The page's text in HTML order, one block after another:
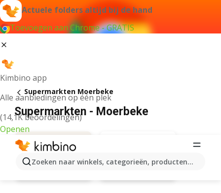
Actuele folders altijd bij de hand
Toevoegen aan Chrome - GRATIS
Kimbino app
Alle aanbiedingen op één plek
(14,1K beoordelingen)
Openen
Zoeken naar winkels, categorieën, producten...
Supermarkten Moerbeke
Supermarkten - Moerbeke